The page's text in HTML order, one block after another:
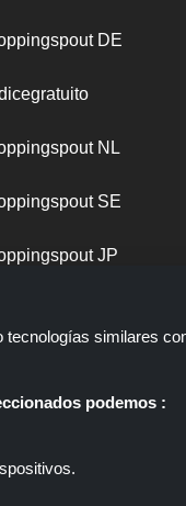
DE
NL
SE
JP
similares
podemos :